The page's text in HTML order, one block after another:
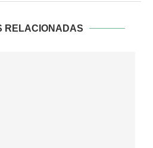
RELACIONADAS